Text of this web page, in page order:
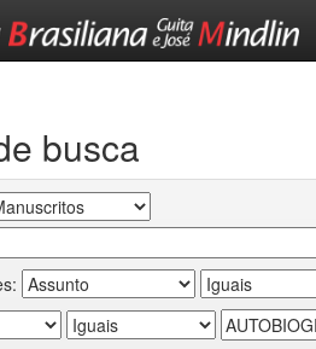
busca